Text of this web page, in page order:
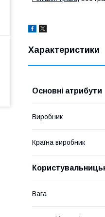
Характеристики
Основні атрибути
Виробник
Країна виробник
Вага